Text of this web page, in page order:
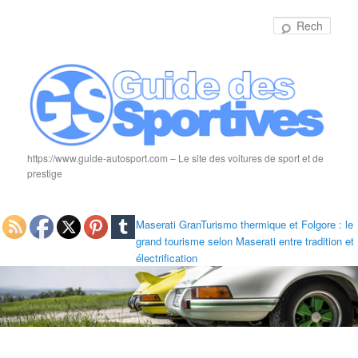
https://www.guide-autosport.com – Le site des voitures de sport et de
prestige
Maserati GranTurismo thermique et Folgore : le
grand tourisme selon Maserati entre tradition et
électrification